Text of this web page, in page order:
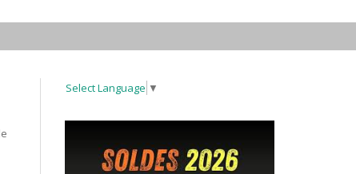
Select Language ▼